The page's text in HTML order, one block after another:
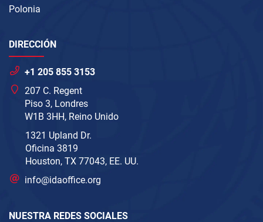
Polonia
DIRECCIÓN
+1 205 855 3153
207 C. Regent
Piso 3, Londres
W1B 3HH, Reino Unido
1321 Upland Dr.
Oficina 3819
Houston, TX 77043, EE. UU.
info@idaoffice.org
NUESTRA REDES SOCIALES